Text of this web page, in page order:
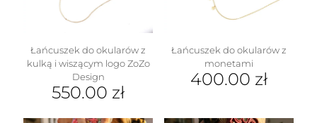
Łańcuszek do okularów z
kulką i wiszącym logo ZoZo
Design
550.00 zł
Łańcuszek do okularów z
monetami
400.00 zł